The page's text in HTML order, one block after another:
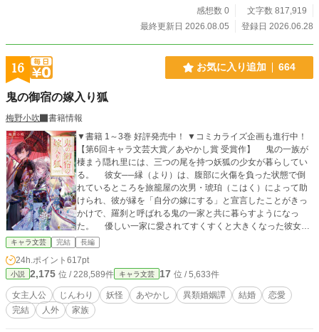
り弁当を抱えた弁当屋の娘。 客が来ない模型店。 古いゲーム
筐体を守り続けるゲーセン店主。 そして、もう一度誰かに声
再生、そして少し不器用な恋。 これは、人生に失敗した元配
信者と、誰にも助けてと言えない推しの中の人が、田舎の喫
感想数 0
文字数 817,919
最終更新日 2026.08.05
登録日 2026.06.28
16 お気に入り追加 664
鬼の御宿の嫁入り狐
梅野小吹
書籍情報
▼書籍 1～3巻 好評発売中！ ▼コミカライズ企画も進行中！
【第6回キャラ文芸大賞／あやかし賞 受賞作】 鬼の一族が
棲まう隠れ里には、三つの尾を持つ妖狐の少女が暮らしてい
る。 彼女──縁（より）は、腹部に火傷を負った状態で倒
れているところを旅籠屋の次男・琥珀（こはく）によって助
けられ、彼が縁を「自分の嫁にする」と宣言したことがきっ
かけで、羅刹と呼ばれる鬼の一家と共に暮らすようになっ
た。 優しい一家に愛されてすくすくと大きくなった彼女
は、天真爛漫な愛らしい乙女へと成長したものの、年頃にな
るにつれて共に育った琥珀や家族との種族差に疎外感を覚え
るようになっていく。 「私だけ、どうして、鬼じゃないんだ
ろう……」 劣等感を抱き、自分が鬼の家族にとって本当に
必要な存在なのかと不安を覚える縁。 そんな憂いを抱える
中、彼女の元に現れたのは、縁を〝花嫁〟と呼ぶ美しい妖狐
の青年で……？ 育ててくれた鬼の家族。 自分と同じ妖狐
キャラ文芸 完結 長編
24h.ポイント 617pt
小説 2,175 位 / 228,589件 キャラ文芸 17 位 / 5,633件
女主人公 じんわり 妖怪 あやかし 異類婚姻譚 結婚
恋愛
完結
人外 家族